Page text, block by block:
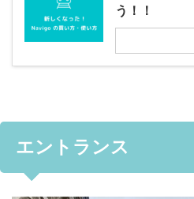
う！！
エントランス